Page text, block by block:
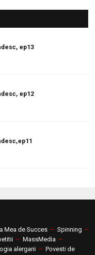
ep13
ep12
Mea de Succes — Spinning —
— MassMedia —
alergarii — Povesti de